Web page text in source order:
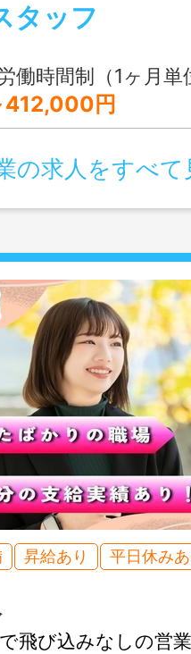
しております！
タッフ
働時間制（1ヶ月単
円
の求人をすべて
昇給あり 平日休み
飛び込みなしの営